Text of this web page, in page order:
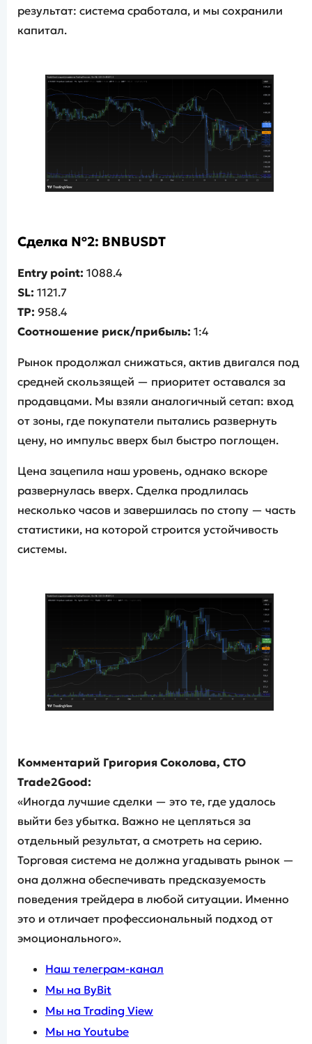
результат: система сработала, и мы сохранили
капитал.
Сделка №2: BNBUSDT
Entry point: 1088.4
SL: 1121.7
TP: 958.4
Соотношение риск/прибыль: 1:4
Рынок продолжал снижаться, актив двигался под
средней скользящей — приоритет оставался за
продавцами. Мы взяли аналогичный сетап: вход
от зоны, где покупатели пытались развернуть
цену, но импульс вверх был быстро поглощен.
Цена зацепила наш уровень, однако вскоре
развернулась вверх. Сделка продлилась
несколько часов и завершилась по стопу — часть
статистики, на которой строится устойчивость
системы.
Комментарий Григория Соколова, CTO
Trade2Good:
«Иногда лучшие сделки — это те, где удалось
выйти без убытка. Важно не цепляться за
отдельный результат, а смотреть на серию.
Торговая система не должна угадывать рынок —
она должна обеспечивать предсказуемость
поведения трейдера в любой ситуации. Именно
это и отличает профессиональный подход от
эмоционального».
Наш телеграм-канал
Мы на ByBit
Мы на Trading View
Мы на Youtube